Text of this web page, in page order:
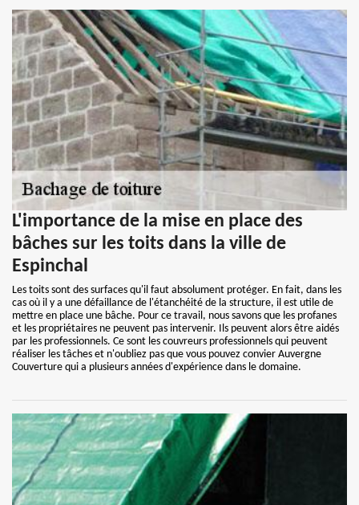
L'importance de la mise en place des
bâches sur les toits dans la ville de
Espinchal
Les toits sont des surfaces qu'il faut absolument protéger. En fait, dans les
cas où il y a une défaillance de l'étanchéité de la structure, il est utile de
mettre en place une bâche. Pour ce travail, nous savons que les profanes
et les propriétaires ne peuvent pas intervenir. Ils peuvent alors être aidés
par les professionnels. Ce sont les couvreurs professionnels qui peuvent
réaliser les tâches et n'oubliez pas que vous pouvez convier Auvergne
Couverture qui a plusieurs années d'expérience dans le domaine.